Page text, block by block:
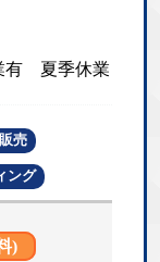
有 夏季休業
売
ング
)